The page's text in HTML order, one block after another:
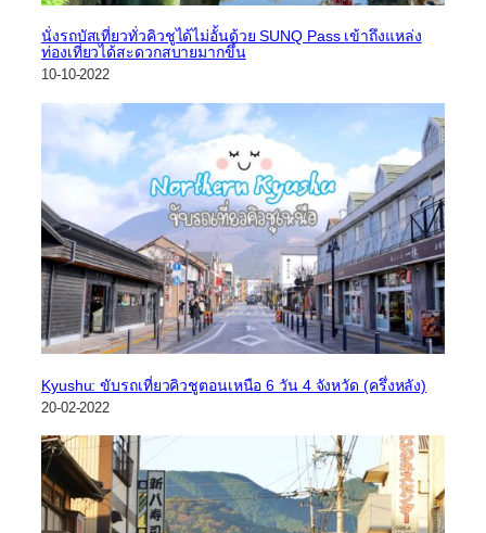
นั่งรถบัสเที่ยวทั่วคิวชูได้ไม่อั้นด้วย SUNQ Pass เข้าถึงแหล่ง
ท่องเที่ยวได้สะดวกสบายมากขึ้น
10-10-2022
Kyushu: ขับรถเที่ยวคิวชูตอนเหนือ 6 วัน 4 จังหวัด (ครึ่งหลัง)
20-02-2022